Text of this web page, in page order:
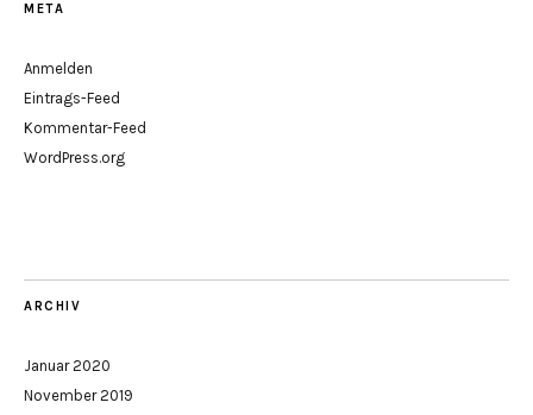
META
Anmelden
Eintrags-Feed
Kommentar-Feed
WordPress.org
ARCHIV
Januar 2020
November 2019